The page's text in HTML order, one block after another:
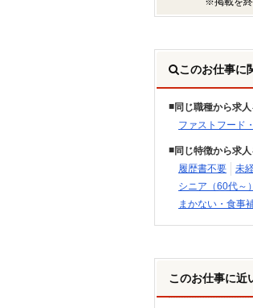
このお仕事に
同じ職種から求
ファストフード
同じ特徴から求
履歴書不要
未
シニア（60代～
まかない・食事
このお仕事に近